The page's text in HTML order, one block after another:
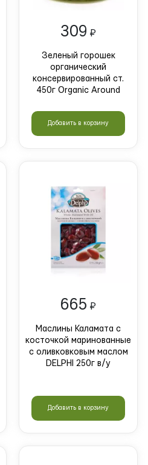
309 ₽
Зеленый горошек
органический
консервированный ст.
450г Organic Around
Добавить в корзину
665 ₽
Маслины Каламата с
косточкой маринованные
с оливковковым маслом
DELPHI 250г в/у
Добавить в корзину